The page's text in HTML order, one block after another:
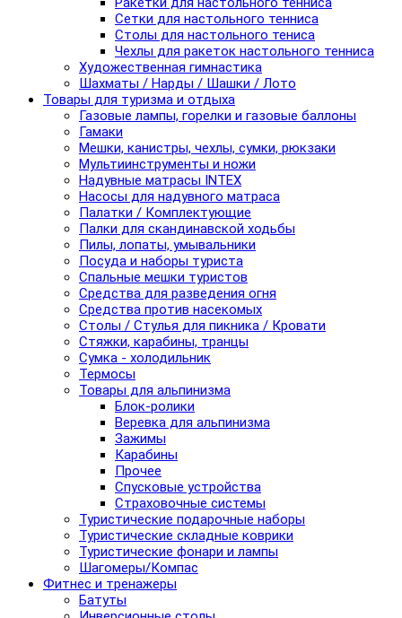
Сетки для настольного тенниса
Столы для настольного тениса
Чехлы для ракеток настольного тенниса
Художественная гимнастика
Шахматы / Нарды / Шашки / Лото
Товары для туризма и отдыха
Газовые лампы, горелки и газовые баллоны
Гамаки
Мешки, канистры, чехлы, сумки, рюкзаки
Мультиинструменты и ножи
Надувные матрасы INTEX
Насосы для надувного матраса
Палатки / Комплектующие
Палки для скандинавской ходьбы
Пилы, лопаты, умывальники
Посуда и наборы туриста
Спальные мешки туристов
Средства для разведения огня
Средства против насекомых
Столы / Стулья для пикника / Кровати
Стяжки, карабины, транцы
Сумка - холодильник
Термосы
Товары для альпинизма
Блок-ролики
Веревка для альпинизма
Зажимы
Карабины
Прочее
Спусковые устройства
Страховочные системы
Туристические подарочные наборы
Туристические складные коврики
Туристические фонари и лампы
Шагомеры/Компас
Фитнес и тренажеры
Батуты